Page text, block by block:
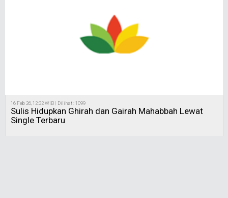
16 Feb 26, 12:32 WIB | Dilihat : 1099
Sulis Hidupkan Ghirah dan Gairah Mahabbah Lewat
Single Terbaru